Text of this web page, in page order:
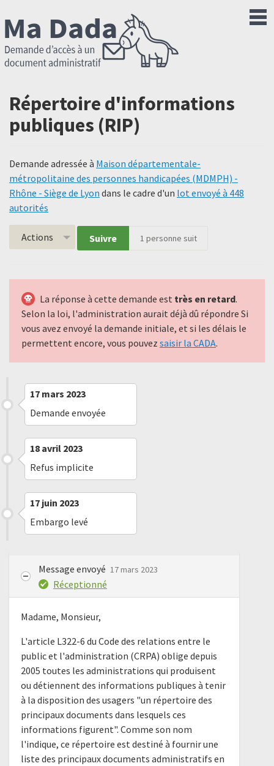
Répertoire d'informations
publiques (RIP)
Demande adressée à Maison départementale-
métropolitaine des personnes handicapées (MDMPH) -
Rhône - Siège de Lyon dans le cadre d'un lot envoyé à 448
autorités
Actions Suivre 1 personne suit
La réponse à cette demande est très en retard.
Selon la loi, l'administration aurait déjà dû répondre Si
vous avez envoyé la demande initiale, et si les délais le
permettent encore, vous pouvez saisir la CADA.
17 mars 2023
Demande envoyée
18 avril 2023
Refus implicite
17 juin 2023
Embargo levé
Message envoyé 17 mars 2023
Réceptionné
Madame, Monsieur,
L'article L322-6 du Code des relations entre le
public et l'administration (CRPA) oblige depuis
2005 toutes les administrations qui produisent
ou détiennent des informations publiques à tenir
à la disposition des usagers "un répertoire des
principaux documents dans lesquels ces
informations figurent". Comme son nom
l'indique, ce répertoire est destiné à fournir une
liste des principaux documents administratifs en